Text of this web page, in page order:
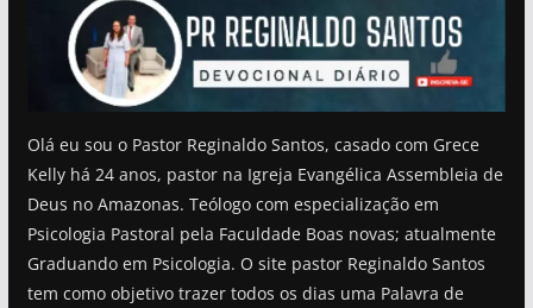
Olá eu sou o Pastor Reginaldo Santos, casado com Grece
Kelly há 24 anos, pastor na Igreja Evangélica Assembleia de
Deus no Amazonas. Teólogo com especialização em
Psicologia Pastoral pela Faculdade Boas novas; atualmente
Graduando em Psicologia. O site pastor Reginaldo Santos
tem como objetivo trazer todos os dias uma Palavra de